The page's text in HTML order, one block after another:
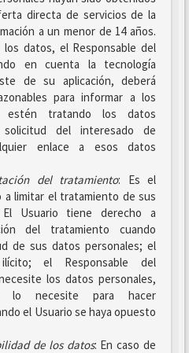
directa de servicios de la
a un menor de 14 años.
los datos, el Responsable del
en cuenta la tecnología
de su aplicación, deberá
para informar a los
estén tratando los datos
del interesado de
enlace a esos datos
del tratamiento: Es el
a limitar el tratamiento de sus
El Usuario tiene derecho a
del tratamiento cuando
de sus datos personales; el
el Responsable del
los datos personales,
lo necesite para hacer
el Usuario se haya opuesto
de los datos: En caso de